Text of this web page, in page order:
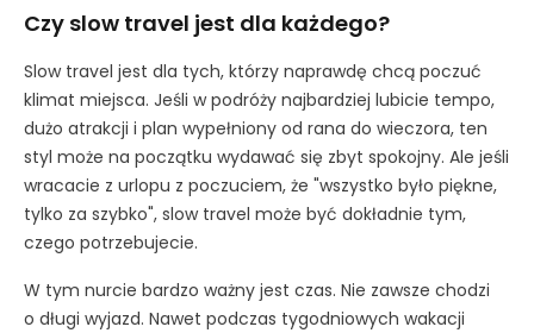
Czy slow travel jest dla każdego?
Slow travel jest dla tych, którzy naprawdę chcą poczuć
klimat miejsca. Jeśli w podróży najbardziej lubicie tempo,
dużo atrakcji i plan wypełniony od rana do wieczora, ten
styl może na początku wydawać się zbyt spokojny. Ale jeśli
wracacie z urlopu z poczuciem, że "wszystko było piękne,
tylko za szybko", slow travel może być dokładnie tym,
czego potrzebujecie.
W tym nurcie bardzo ważny jest czas. Nie zawsze chodzi
o długi wyjazd. Nawet podczas tygodniowych wakacji